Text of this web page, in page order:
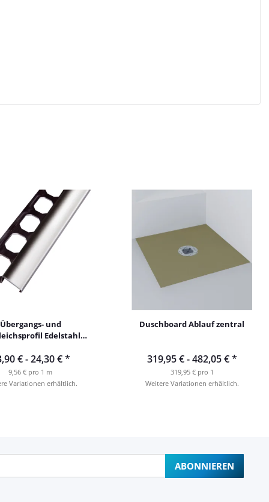
Übergangs- und
Edelstahl
€ -24,30 €*
9,56 € pro 1 m
Variationen erhältlich.
Duschboard Ablauf zentral
319,95 € -482,05 €*
319,95 € pro 1
Weitere Variationen erhältlich.
ABONNIEREN